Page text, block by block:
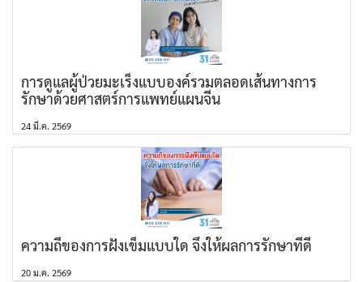
การดูแลผู้ป่วยมะเร็งแบบองค์รวมตลอดเส้นทางการ
รักษาด้วยศาสตร์การแพทย์แผนจีน
24 มี.ค. 2569
ความถี่ของการฝังเข็มแบบใด จึงให้ผลการรักษาที่ดี
20 ม.ค. 2569